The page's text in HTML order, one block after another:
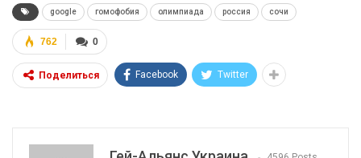
google гомофобия олимпиада россия сочи
0
762
Поделиться Facebook Twitter